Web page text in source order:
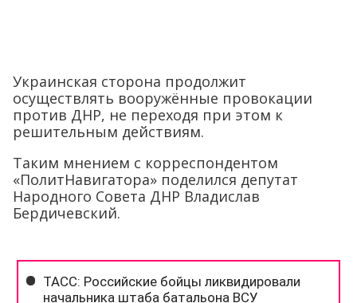
Украинская сторона продолжит
осуществлять вооружённые провокации
против ДНР, не переходя при этом к
решительным действиям.
Таким мнением с корреспондентом
«ПолитНавигатора» поделился депутат
Народного Совета ДНР Владислав
Бердичевский.